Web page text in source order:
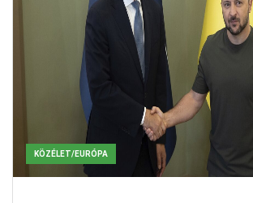
KÖZÉLET/EURÓPA